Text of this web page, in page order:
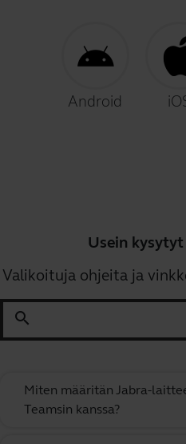
Android
Usein
Valikoituja ohjeita ja
search
Miten määritän Jabra-
Teamsin kanssa?